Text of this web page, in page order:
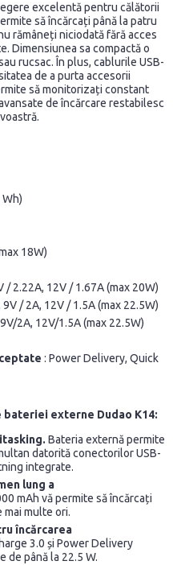
excelentă pentru călătorii
să încărcați până la patru
rămâneți niciodată fără acces
Dimensiunea sa compactă o
rucsac. În plus, cablurile USB-
de a purta accesorii
să monitorizați constant
de încărcare restabilesc
18W)
/ 2.22A, 12V / 1.67A (max 20W)
/ 2A, 12V / 1.5A (max 22.5W)
2A, 12V/1.5A (max 22.5W)
: Power Delivery, Quick
externe Dudao K14:
Bateria externă permite
datorită conectorilor USB-
integrate.
lung a
mAh vă permite să încărcați
multe ori.
încărcarea
3.0 și Power Delivery
de până la 22.5 W.